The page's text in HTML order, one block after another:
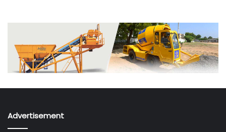
Advertisement